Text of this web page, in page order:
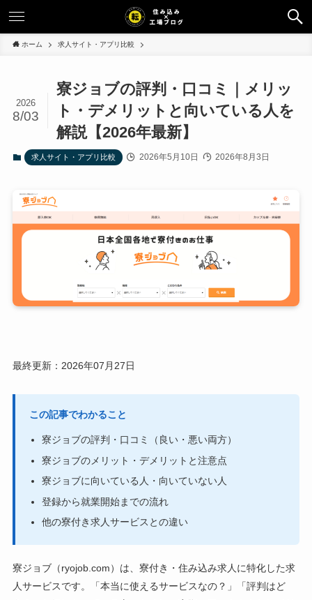
ホーム 求人サイト・アプリ比較
寮ジョブの評判・口コミ｜メリッ
ト・デメリットと向いている人を
解説【2026年最新】
2026
8/03
求人サイト・アプリ比較 2026年5月10日 2026年8月3日
最終更新：2026年07月27日
この記事でわかること
寮ジョブの評判・口コミ（良い・悪い両方）
寮ジョブのメリット・デメリットと注意点
寮ジョブに向いている人・向いていない人
登録から就業開始までの流れ
他の寮付き求人サービスとの違い
寮ジョブ（ryojob.com）は、寮付き・住み込み求人に特化した求
人サービスです。「本当に使えるサービスなの？」「評判はど